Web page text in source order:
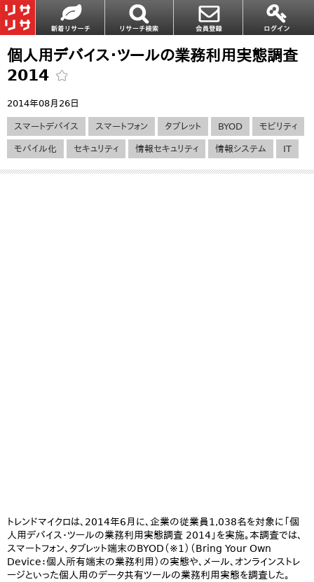
個人用デバイス・ツールの業務利用実態調査
2014
2014年08月26日
スマートデバイス スマートフォン タブレット BYOD モビリティ
モバイル化 セキュリティ 情報セキュリティ 情報システム IT
トレンドマイクロは、2014年6月に、企業の従業員1,038名を対象に「個
人用デバイス・ツールの業務利用実態調査 2014」を実施。本調査では、
スマートフォン、タブレット端末のBYOD（※1）（Bring Your Own
Device：個人所有端末の業務利用）の実態や、メール、オンラインストレ
ージといった個人用のデータ共有ツールの業務利用実態を調査した。